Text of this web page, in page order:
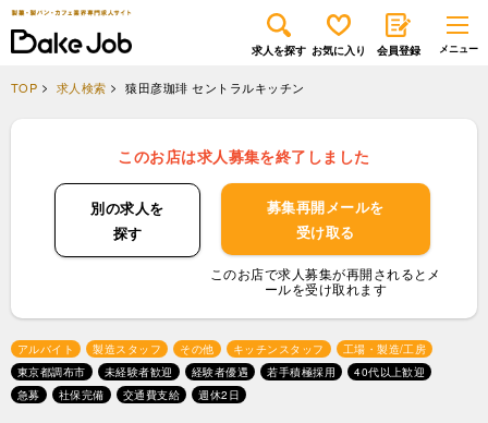
求人を探す お気に入り 会員登録
TOP 求人検索 猿田彦珈琲 セントラルキッチン
このお店は求人募集を終了しました
別の求人を
探す
募集再開メールを
受け取る
このお店で求人募集が再開されるとメ
ールを受け取れます
アルバイト 製造スタッフ その他 キッチンスタッフ
工場・製造/工房
東京都調布市
未経験者歓迎 経験者優遇 若手積極採用
40代以上歓迎
急募
社保完備 交通費支給 週休2日